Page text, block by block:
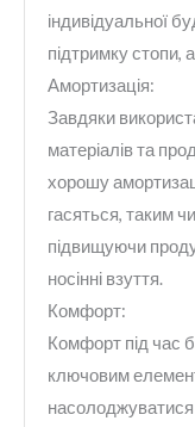
індивідуальної
підтримку стопи,
Амортизація:
Завдяки
матеріалів та
хорошу
гасяться, таким
підвищуючи
носінні взуття.
Комфорт:
Комфорт під час
ключовим
насолоджуватися